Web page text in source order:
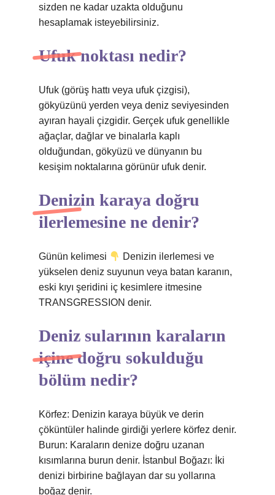
sizden ne kadar uzakta olduğunu
hesaplamak isteyebilirsiniz.
Ufuk noktası nedir?
Ufuk (görüş hattı veya ufuk çizgisi),
gökyüzünü yerden veya deniz seviyesinden
ayıran hayali çizgidir. Gerçek ufuk genellikle
ağaçlar, dağlar ve binalarla kaplı
olduğundan, gökyüzü ve dünyanın bu
kesişim noktalarına görünür ufuk denir.
Denizin karaya doğru
ilerlemesine ne denir?
Günün kelimesi
Denizin ilerlemesi ve
yükselen deniz suyunun veya batan karanın,
eski kıyı şeridini iç kesimlere itmesine
TRANSGRESSION denir.
Deniz sularının karaların
içine doğru sokulduğu
bölüm nedir?
Körfez: Denizin karaya büyük ve derin
çöküntüler halinde girdiği yerlere körfez denir.
Burun: Karaların denize doğru uzanan
kısımlarına burun denir. İstanbul Boğazı: İki
denizi birbirine bağlayan dar su yollarına
boğaz denir.